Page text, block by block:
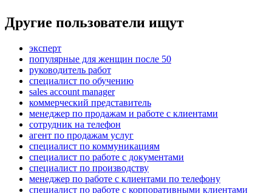
Другие пользователи ищут
эксперт
популярные для женщин после 50
руководитель работ
специалист по обучению
sales account manager
коммерческий представитель
менеджер по продажам и работе с клиентами
сотрудник на телефон
агент по продажам услуг
специалист по коммуникациям
специалист по работе с документами
специалист по производству
менеджер по работе с клиентами по телефону
специалист по работе с корпоративными клиентами